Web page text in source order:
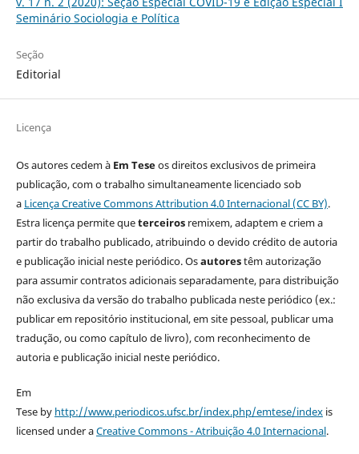
Seminário Sociologia e Política
Seção
Editorial
Licença
Os autores cedem à Em Teseos direitos exclusivos de primeira
publicação, com o trabalho simultaneamente licenciado sob
a Licença Creative Commons Attribution 4.0 Internacional (CC BY).
Estra licença permite queterceirosremixem, adaptem e criem a
partir do trabalho publicado, atribuindo o devido crédito de autoria
e publicação inicial neste periódico. Osautorestêm autorização
para assumir contratos adicionais separadamente, para distribuição
não exclusiva da versão do trabalho publicada neste periódico (ex.:
publicar em repositório institucional, em site pessoal, publicar uma
tradução, ou como capítulo de livro), com reconhecimento de
autoria e publicação inicial neste periódico.
Em
Tese by http://www.periodicos.ufsc.br/index.php/emtese/indexis
licensed under aCreative Commons - Atribuição 4.0 Internacional.